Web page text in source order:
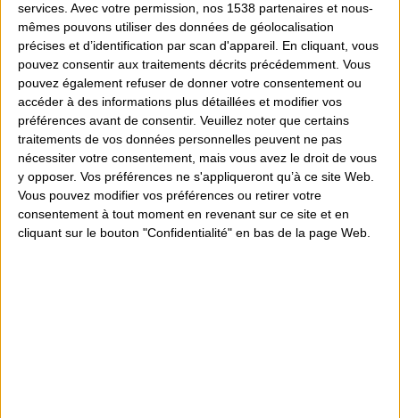
services. Avec votre permission, nos 1538 partenaires et nous-
mêmes pouvons utiliser des données de géolocalisation
précises et d’identification par scan d'appareil. En cliquant, vous
pouvez consentir aux traitements décrits précédemment. Vous
pouvez également refuser de donner votre consentement ou
accéder à des informations plus détaillées et modifier vos
préférences avant de consentir. Veuillez noter que certains
traitements de vos données personnelles peuvent ne pas
nécessiter votre consentement, mais vous avez le droit de vous
y opposer. Vos préférences ne s'appliqueront qu’à ce site Web.
Vous pouvez modifier vos préférences ou retirer votre
consentement à tout moment en revenant sur ce site et en
cliquant sur le bouton "Confidentialité" en bas de la page Web.
MONITEUR 27' ASUS PRO...
279,00 €